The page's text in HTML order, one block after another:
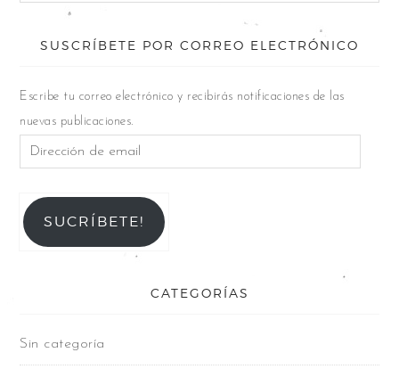
SUSCRÍBETE POR CORREO ELECTRÓNICO
Escribe tu correo electrónico y recibirás notificaciones de las
nuevas publicaciones.
SUCRÍBETE!
CATEGORÍAS
Sin categoría